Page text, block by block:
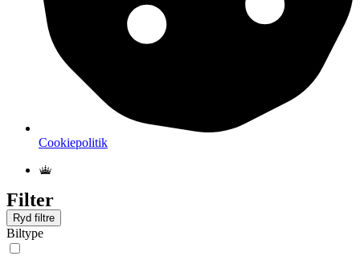
Cookiepolitik
Filter
Ryd filtre
Biltype